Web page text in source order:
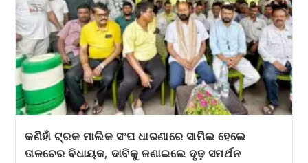
କଣିହାଁ ଟ୍ରକ ମାଲିକ ସଂଘ ଧାରଣାରେ ସାମିଲ ହେଲେ
ତାଳଚେର ବିଧାୟକ, ଦାବିକୁ ଜଣାଇଲେ ଦୃଢ଼ ସମର୍ଥନ